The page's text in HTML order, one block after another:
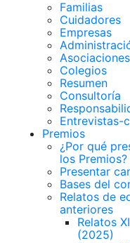
Familias
Cuidadores
Empresas
Asociaciones
Colegios
Resumen
Consultoría
Entrevistas-
Premios
¿Por qué
los Premios?
Presentar
Bases del
Relatos de
anteriores
Relatos
(2025)